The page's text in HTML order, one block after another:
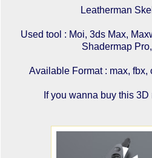
Leatherman
Used tool : Moi, 3ds Max,
Shadermap
Available Format : max, fbx,
If you wanna buy this 3D